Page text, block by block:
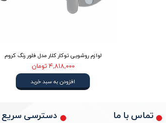
لوازم روشویی توکار کلار مدل فلور رنگ کروم
۴,۸۱۸,۰۰۰ تومان
افزودن به سبد خرید
دسترسی سریع تماس با ما